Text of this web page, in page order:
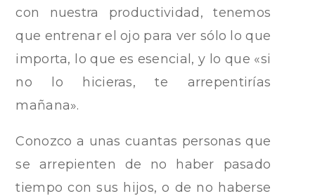
con nuestra productividad, tenemos
que entrenar el ojo para ver sólo lo que
importa, lo que es esencial, y lo que «si
no lo hicieras, te arrepentirías
mañana».
Conozco a unas cuantas personas que
se arrepienten de no haber pasado
tiempo con sus hijos, o de no haberse